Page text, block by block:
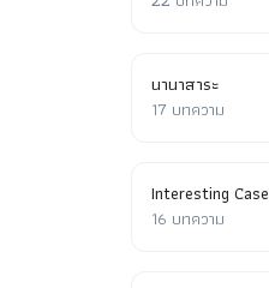
นานาสาระ
17 บทความ
Interesting Case
16 บทความ